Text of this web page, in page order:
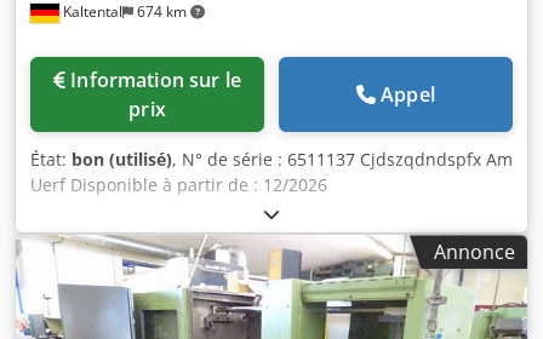
Kaltental 674 km
prix
Appel
État: bon (utilisé), N° de série : 6511137 Cjdszqdndspfx Am
Uerf Disponible à partir de : 12/2026
Annonce